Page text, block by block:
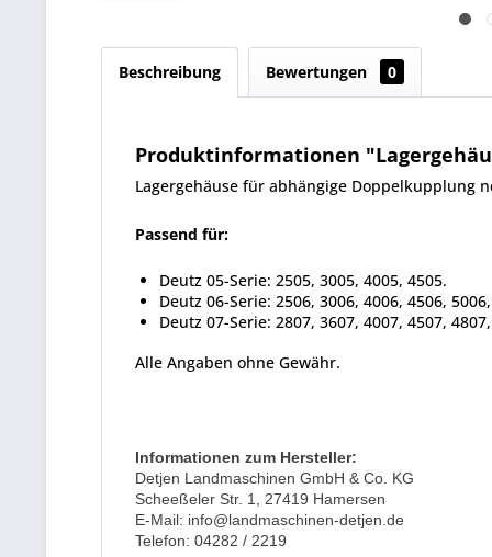
Beschreibung Bewertungen 0
Produktinformationen
Lagergehäuse für abhängige Doppelkupplung
Passend für:
Deutz 05-Serie: 2505, 3005, 4005, 4505.
Deutz 06-Serie: 2506, 3006, 4006, 4506,
Deutz 07-Serie: 2807, 3607, 4007, 4507,
Alle Angaben ohne Gewähr.
Informationen zum Hersteller:
Detjen Landmaschinen GmbH & Co. KG
Scheeßeler Str. 1, 27419 Hamersen
E-Mail: info@landmaschinen-detjen.de
Telefon: 04282 / 2219